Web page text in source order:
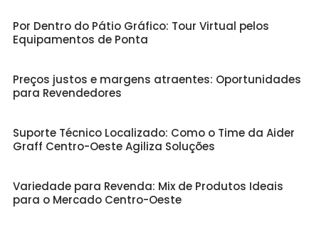
Por Dentro do Pátio Gráfico: Tour Virtual pelos
Equipamentos de Ponta
Preços justos e margens atraentes: Oportunidades
para Revendedores
Suporte Técnico Localizado: Como o Time da Aider
Graff Centro-Oeste Agiliza Soluções
Variedade para Revenda: Mix de Produtos Ideais
para o Mercado Centro-Oeste